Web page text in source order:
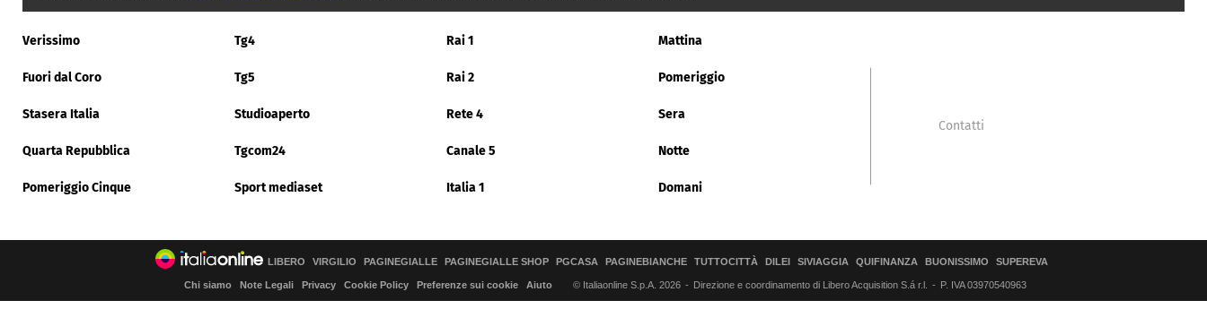
Verissimo Tg4 Rai 1 Mattina
Fuori dal Coro Tg5 Rai 2 Pomeriggio
Stasera Italia Studioaperto Rete 4 Sera
Quarta Repubblica Tgcom24 Canale 5 Notte
Pomeriggio Cinque Sport mediaset Italia 1 Domani
Contatti
LIBERO VIRGILIO PAGINEGIALLE PAGINEGIALLE SHOP PGCASA PAGINEBIANCHE TUTTOCITTÀ DILEI SIVIAGGIA QUIFINANZA BUONISSIMO SUPEREVA
Chi siamo Note Legali Privacy Cookie Policy Preferenze sui cookie Aiuto © Italiaonline S.p.A. 2026 Direzione e coordinamento di Libero Acquisition S.á r.l. P. IVA 03970540963